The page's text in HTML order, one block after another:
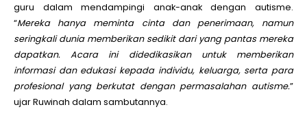
guru dalam mendampingi anak-anak dengan autisme.
“Mereka hanya meminta cinta dan penerimaan, namun
seringkali dunia memberikan sedikit dari yang pantas mereka
dapatkan. Acara ini didedikasikan untuk memberikan
informasi dan edukasi kepada individu, keluarga, serta para
profesional yang berkutat dengan permasalahan autisme.”
ujar Ruwinah dalam sambutannya.